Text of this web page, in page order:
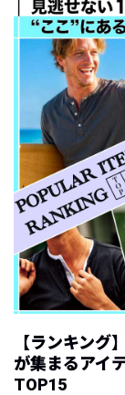
【ランキング
が集まるアイ
TOP15